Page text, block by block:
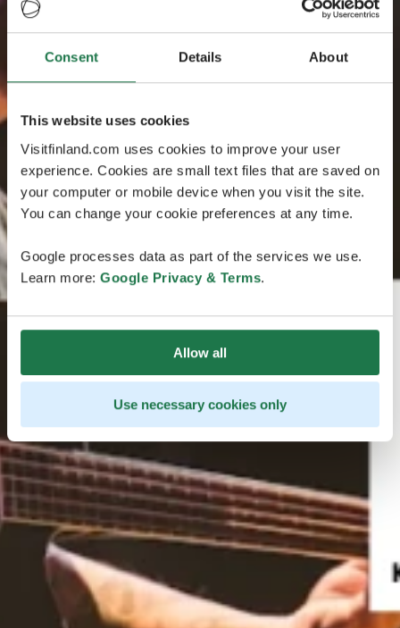
Consent Details About
This website uses cookies
Visitfinland.com uses cookies to improve your user
experience. Cookies are small text files that are saved on
your computer or mobile device when you visit the site.
You can change your cookie preferences at any time.
Google processes data as part of the services we use.
Learn more: Google Privacy & Terms.
Allow all
Use necessary cookies only